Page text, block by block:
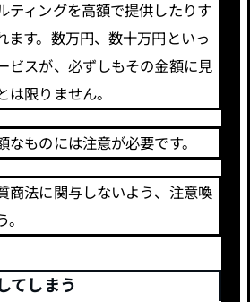
ティングを高額で提供したりす
ます。数万円、数十万円といっ
ビスが、必ずしもその金額に見
限りません。
ものには注意が必要です。
商法に関与しないよう、注意喚
てしまう